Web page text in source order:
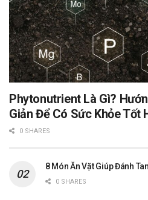
Phytonutrient Là Gì?
Giản Để Có Sức Khỏe Tốt
0 SHARES
8 Món Ăn Vặt Giúp Đánh
0 SHARES